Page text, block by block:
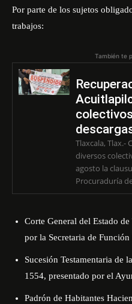
Por parte de los sujetos
trabajos:
También te
Tlaxcala, Tlax.-
diversos
agosto la
Procuraduría
Corte General del Estado
por la Secretaria de Función
Sucesión Testamentaria de
1554, presentado por el
Padrón de Habitantes